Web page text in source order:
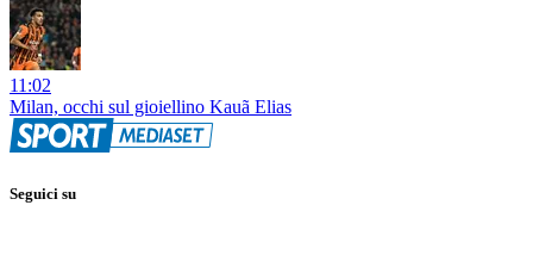
11:02
Milan, occhi sul gioiellino Kauã Elias
Seguici su